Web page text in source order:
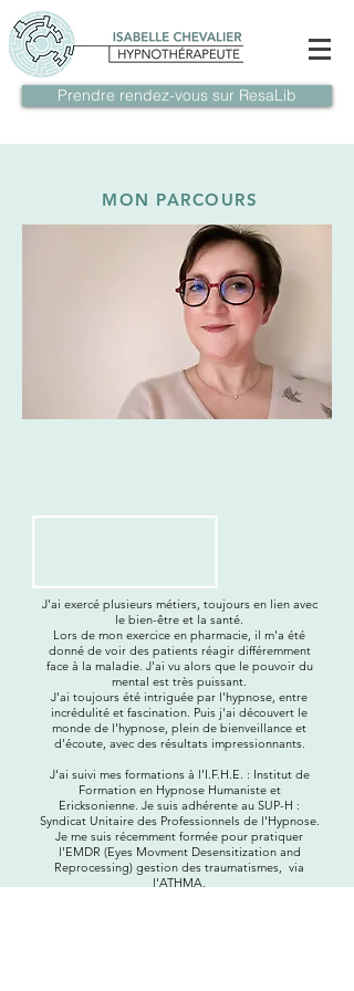
Prendre rendez-vous sur ResaLib
MON PARCOURS
J'ai exercé plusieurs métiers, toujours en lien avec
le bien-être et la santé.
Lors de mon exercice en pharmacie, il m'a été
donné de voir des patients réagir différemment
face à la maladie. J'ai vu alors que le pouvoir du
mental est très puissant.
J'ai toujours été intriguée par l'hypnose, entre
incrédulité et fascination. Puis j'ai découvert le
monde de l'hypnose, plein de bienveillance et
d'écoute, avec des résultats impressionnants.
J'ai suivi mes formations à l'I.F.H.E. : Institut de
Formation en Hypnose Humaniste et
Ericksonienne. Je suis adhérente au SUP-H :
Syndicat Unitaire des Professionnels de l'Hypnose.
Je me suis récemment formée pour pratiquer
l'EMDR (Eyes Movment Desensitization and
Reprocessing) gestion des traumatismes, via
l'ATHMA.